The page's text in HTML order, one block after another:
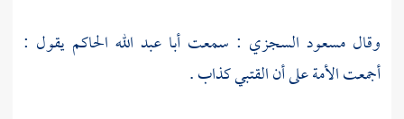
وقالمسعود السجزي : سمعت أبا عبد الله الحاكم يقول :
أجمعت الأمة على أنالقتبيكذاب .